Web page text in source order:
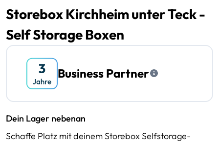
Storebox Kirchheim unter Teck -
Self Storage Boxen
Business Partner
Dein Lager nebenan
Schaffe Platz mit deinem Storebox Selfstorage-